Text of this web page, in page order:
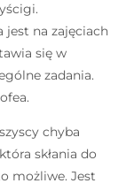
jest na zajęciach
się w
zadania.
chyba
skłania do
możliwe. Jest